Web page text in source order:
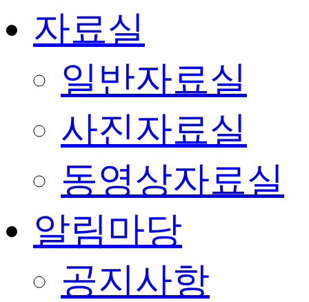
자료실
일반자료실
사진자료실
동영상자료실
알림마당
공지사항